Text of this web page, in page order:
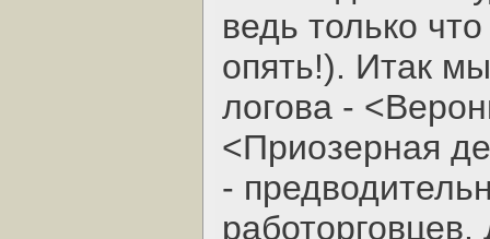
ведь только
опять!). Итак
логова -
<Приозерная
-